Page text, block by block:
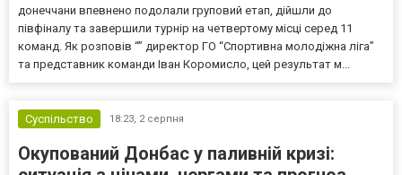
донеччани впевнено подолали груповий етап, дійшли до
півфіналу та завершили турнір на четвертому місці серед 11
команд. Як розповів “” директор ГО “Спортивна молодіжна ліга”
та представник команди Іван Коромисло, цей результат м...
Суспільство 18:23, 2 серпня
Окупований Донбас у паливній кризі: